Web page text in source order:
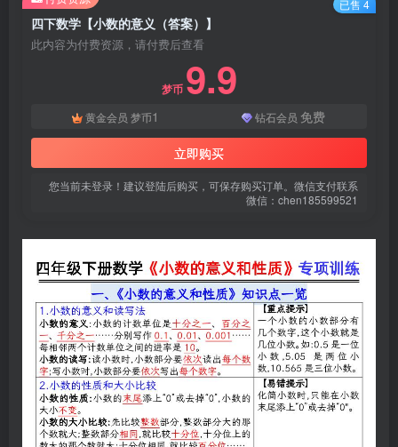
四下数学【小数的意义（答案）】
此内容为付费资源，请付费后查看
梦币 9.9
黄金会员 梦币1 钻石会员 免费
立即购买
您当前未登录！建议登陆后购买，可保存购买订单。微信支付联系
微信：chen185599521
已售 4
登录
没有账号？立即注册
登录密码
找回密码
社交账号登录
微信登录
使用社交账号登录即表示同意用户协议、隐私声明